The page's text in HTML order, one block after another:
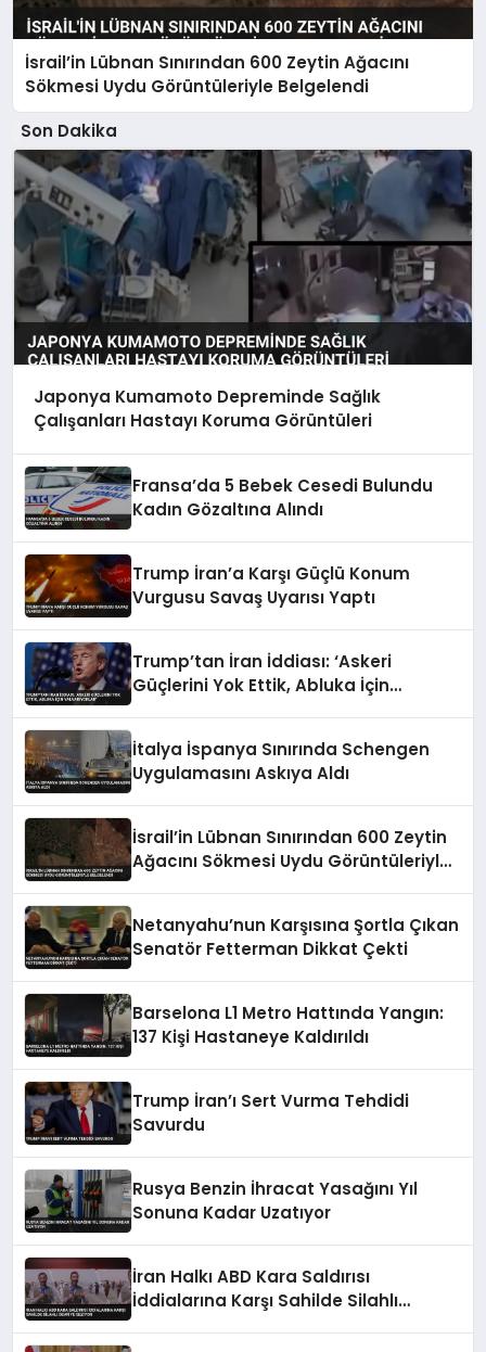
İsrail’in Lübnan Sınırından 600 Zeytin Ağacını
Sökmesi Uydu Görüntüleriyle Belgelendi
Son Dakika
Japonya Kumamoto Depreminde Sağlık
Çalışanları Hastayı Koruma Görüntüleri
Fransa’da 5 Bebek Cesedi Bulundu
Kadın Gözaltına Alındı
Trump İran’a Karşı Güçlü Konum
Vurgusu Savaş Uyarısı Yaptı
Trump’tan İran İddiası: ‘Askeri
Güçlerini Yok Ettik, Abluka İçin
İtalya İspanya Sınırında Schengen
Uygulamasını Askıya Aldı
İsrail’in Lübnan Sınırından 600 Zeytin
Ağacını Sökmesi Uydu Görüntüleriyle
Netanyahu’nun Karşısına Şortla Çıkan
Senatör Fetterman Dikkat Çekti
Barselona L1 Metro Hattında Yangın:
137 Kişi Hastaneye Kaldırıldı
Trump İran’ı Sert Vurma Tehdidi
Savurdu
Rusya Benzin İhracat Yasağını Yıl
Sonuna Kadar Uzatıyor
İran Halkı ABD Kara Saldırısı
İddialarına Karşı Sahilde Silahlı